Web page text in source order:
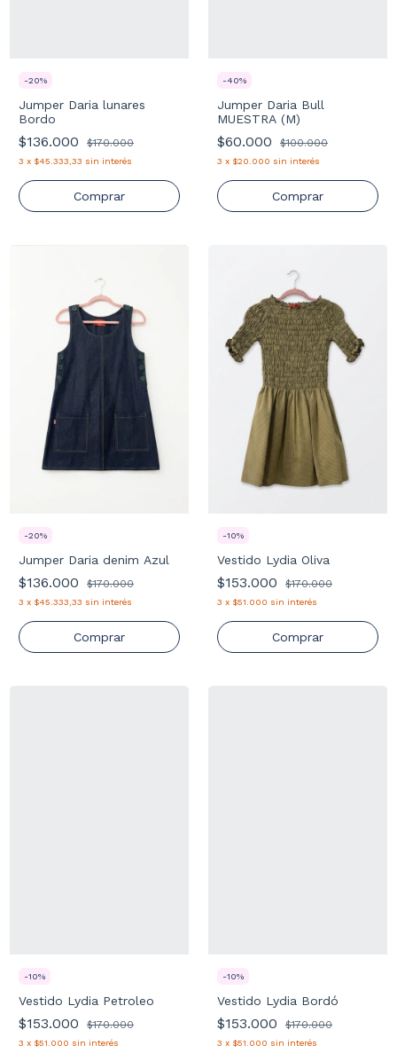
-20%
Jumper Daria lunares
Bordo
$136.000 $170.000
3 x $45.333,33 sin interés
Comprar
-40%
Jumper Daria Bull
MUESTRA (M)
$60.000 $100.000
3 x $20.000 sin interés
Comprar
-20%
Jumper Daria denim Azul
$136.000 $170.000
3 x $45.333,33 sin interés
Comprar
-10%
Vestido Lydia Oliva
$153.000 $170.000
3 x $51.000 sin interés
Comprar
-10%
Vestido Lydia Petroleo
$153.000 $170.000
3 x $51.000 sin interés
-10%
Vestido Lydia Bordó
$153.000 $170.000
3 x $51.000 sin interés